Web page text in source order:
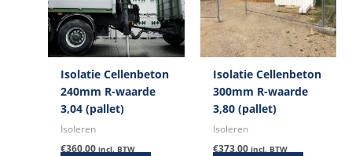
Isolatie Cellenbeton
240mm R-waarde
3,04 (pallet)
Isoleren
€360,00 incl. BTW
Isolatie Cellenbeton
300mm R-waarde
3,80 (pallet)
Isoleren
€373,00 incl. BTW